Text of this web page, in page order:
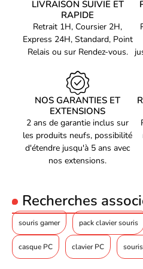
prises en charge
Type de batterie
Technologie batterie
Durée de vie de la
batterie
18
Configuration minimale
du système
Prise en charge du
système d'exploitation
Windows
système d'exploitation
Mac
X
Prise en charge du
système d'exploitation
Linux
Oui
LIVRAISON SUIVIE ET
RAPIDE
Retrait 1H, Coursier 2H,
Express 24H, Standard, Point
Relais ou sur Rendez-vous.
NOS GARANTIES ET
EXTENSIONS
2 ans de garantie inclus sur
les produits neufs, possibilité
d'étendre jusqu'à 5 ans avec
nos extensions.
Recherches
souris gamer pack clavier souris
casque PC clavier PC